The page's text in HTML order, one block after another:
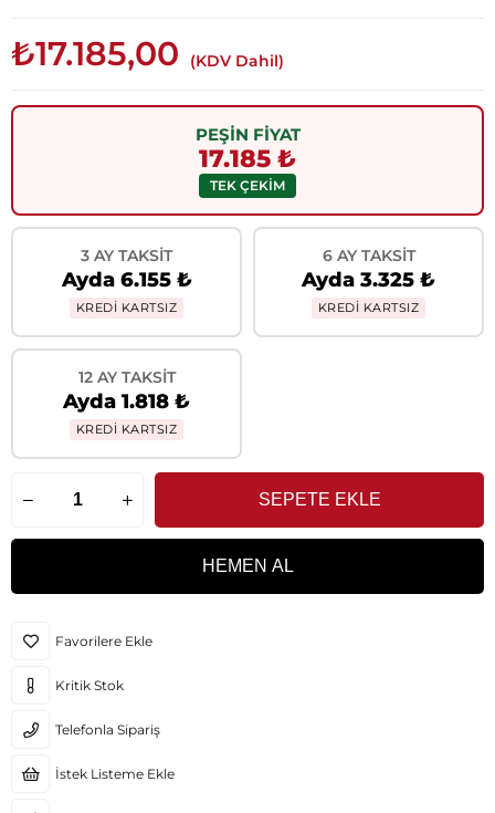
₺17.185,00 (KDV Dahil)
PEŞİN FİYAT
17.185 ₺
TEK ÇEKİM
3 AY TAKSIT
Ayda 6.155 ₺
KREDİ KARTSIZ
6 AY TAKSIT
Ayda 3.325 ₺
KREDİ KARTSIZ
12 AY TAKSIT
Ayda 1.818 ₺
KREDİ KARTSIZ
Favorilere Ekle
Kritik Stok
Telefonla Sipariş
İstek Listeme Ekle